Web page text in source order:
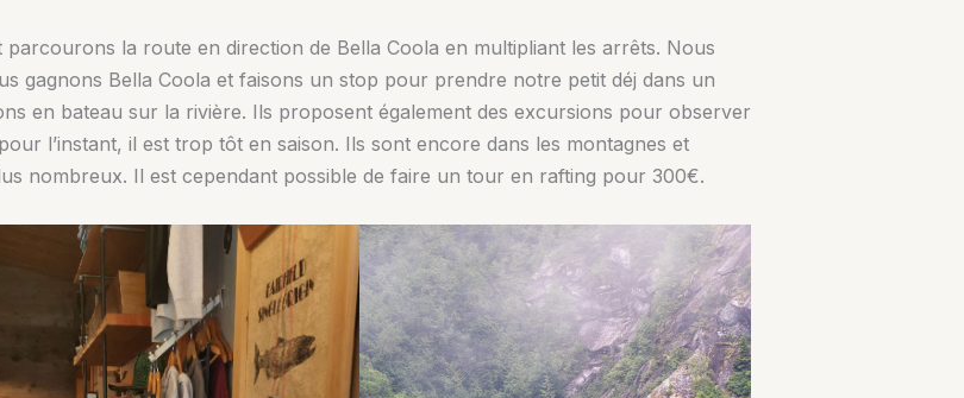
la route en direction de Bella Coola en multipliant les arrêts. Nous
gagnons Bella Coola et faisons un stop pour prendre notre petit déj dans un
en bateau sur la rivière. Ils proposent également des excursions pour observer
l’instant, il est trop tôt en saison. Ils sont encore dans les montagnes et
nombreux. Il est cependant possible de faire un tour en rafting pour 300€.